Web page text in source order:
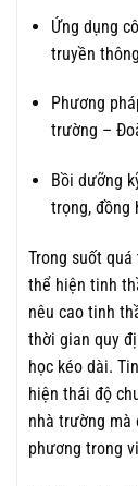
Ứng dụng
truyền
Phương
trường –
Bồi dưỡng
trọng, đồng
Trong suốt
thể hiện tinh
nêu cao tinh
thời gian quy
học kéo dài.
hiện thái độ
nhà trường mà
phương trong